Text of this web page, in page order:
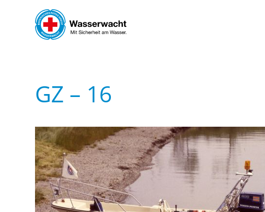
Skip to main content
GZ – 16